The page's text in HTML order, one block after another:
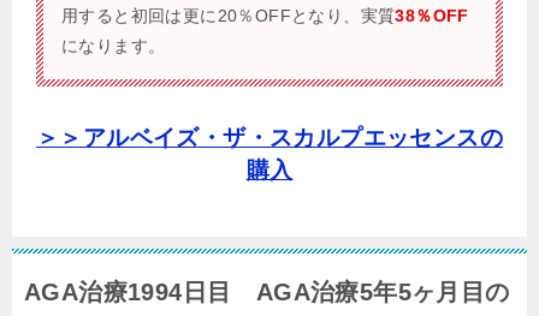
用すると初回は更に20％OFFとなり、実質38％OFF
になります。
＞＞アルベイズ・ザ・スカルプエッセンスの
購入
AGA治療1994日目 AGA治療5年5ヶ月目の